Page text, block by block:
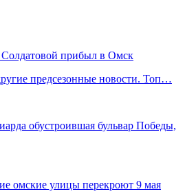
прибыл в Омск
предсезонные новости. Топ…
обустроившая бульвар Победы,
омские улицы перекроют 9 мая